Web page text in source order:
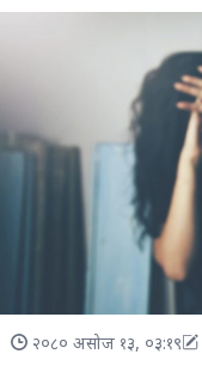
२०८० असोज १३, ०३:१९